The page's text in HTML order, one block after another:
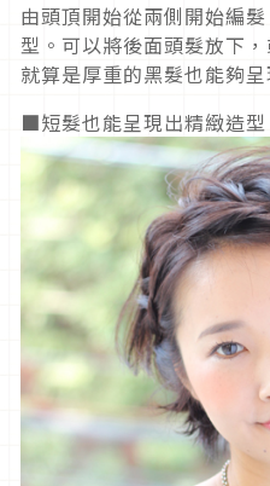
由頭頂開始從兩側開始編
型。可以將後面頭髮放下
就算是厚重的黑髮也能夠
■短髮也能呈現出精緻造型